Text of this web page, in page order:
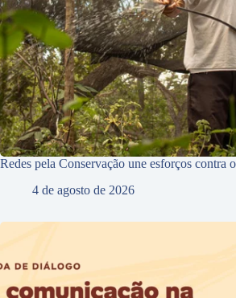
Redes pela Conservação une esforços contra
4 de agosto de 2026